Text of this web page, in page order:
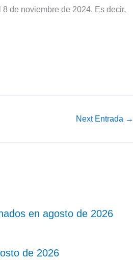
de noviembre de 2024. Es decir,
Next Entrada →
en agosto de 2026
de 2026